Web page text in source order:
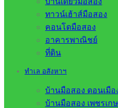
ทาวน์เฮ้าส์มือสอง
คอนโดมือสอง
อาคารพาณิชย์
ที่ดิน
ทำเล อสังหาฯ
บ้านมือสอง ดอนเมือ
บ้านมือสอง เพชรเก